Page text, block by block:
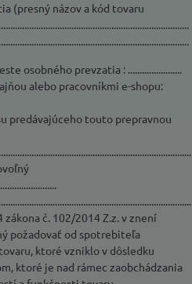
(presný názov a kód tovaru
osobného prevzatia : .......................
alebo pracovníkmi e-shopu:
predávajúceho touto prepravnou
č. 102/2014 Z.z. v znení
požadovať od spotrebiteľa
ktoré vzniklo v dôsledku
ktoré je nad rámec zaobchádzania